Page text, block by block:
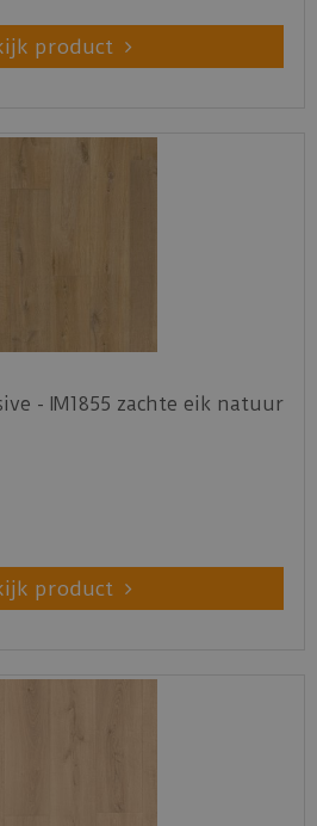
product
- IM1855 zachte eik natuur
product